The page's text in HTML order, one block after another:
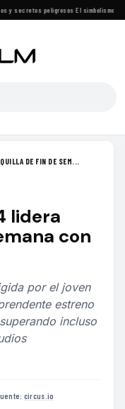
y secretos peligrosos·El simbolismo de
DE FIN DE SEM...
lidera
con
por el joven
estreno
incluso
circus.io